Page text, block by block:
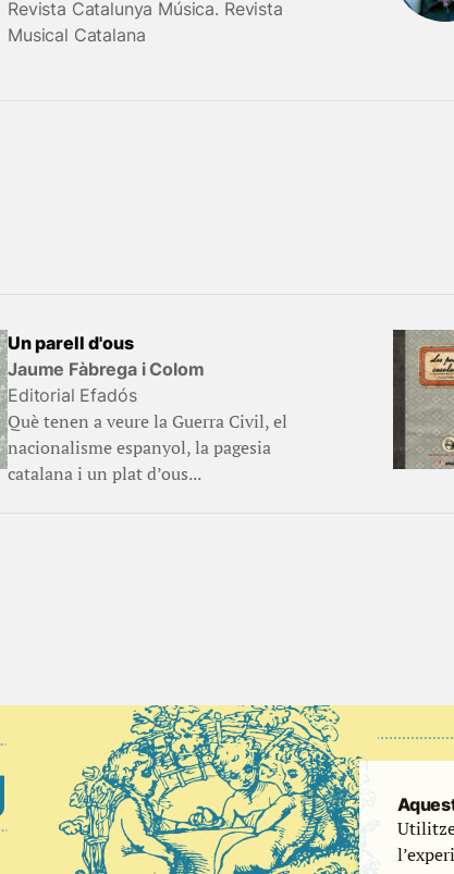
Revista Catalunya Música. Revista
Musical Catalana
Un parell d'ous
Jaume Fàbrega i Colom
Editorial Efadós
Què tenen a veure la Guerra Civil, el
nacionalisme espanyol, la pagesia
catalana i un plat d’ous...